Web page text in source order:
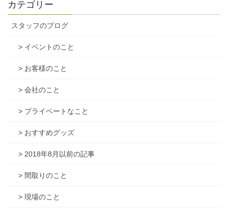
カテゴリー
スタッフのブログ
> イベントのこと
> お客様のこと
> 会社のこと
> プライベートなこと
> おすすめグッズ
> 2018年8月以前の記事
> 間取りのこと
> 現場のこと